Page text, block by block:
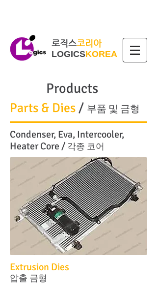
로직스코리아
LOGICSKOREA
Products
Parts & Dies/ 부품 및 금형
Condenser, Eva, Intercooler,
Heater Core / 각종 코어
Extrusion Dies
​압출 금형